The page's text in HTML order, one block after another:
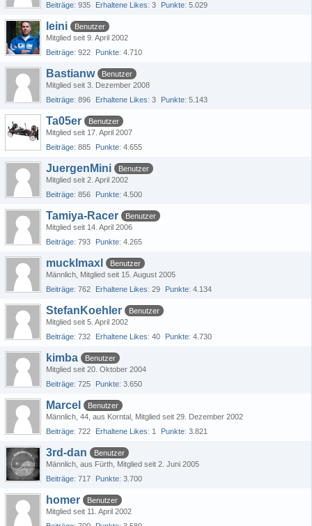
Beiträge 935 Erhaltene Likes 3 Punkte 5.029
leini
Benutzer
Mitglied seit 9. April 2002
Beiträge 922 Punkte 4.710
Bastianw
Benutzer
Mitglied seit 3. Dezember 2008
Beiträge 896 Erhaltene Likes 3 Punkte 5.143
Ta05er
Benutzer
Mitglied seit 17. April 2007
Beiträge 885 Punkte 4.655
JuergenMini
Benutzer
Mitglied seit 2. April 2002
Beiträge 856 Punkte 4.500
Tamiya-Racer
Benutzer
Mitglied seit 14. April 2006
Beiträge 793 Punkte 4.265
mucklmaxl
Benutzer
Männlich Mitglied seit 15. August 2005
Beiträge 762 Erhaltene Likes 29 Punkte 4.134
StefanKoehler
Benutzer
Mitglied seit 5. April 2002
Beiträge 732 Erhaltene Likes 40 Punkte 4.730
kimba
Benutzer
Mitglied seit 20. Oktober 2004
Beiträge 725 Punkte 3.650
Marcel
Benutzer
Männlich 44 aus Korntal Mitglied seit 29. Dezember 2002
Beiträge 722 Erhaltene Likes 1 Punkte 3.821
3rd-dan
Benutzer
Männlich aus Fürth Mitglied seit 2. Juni 2005
Beiträge 717 Punkte 3.700
homer
Benutzer
Mitglied seit 11. April 2002